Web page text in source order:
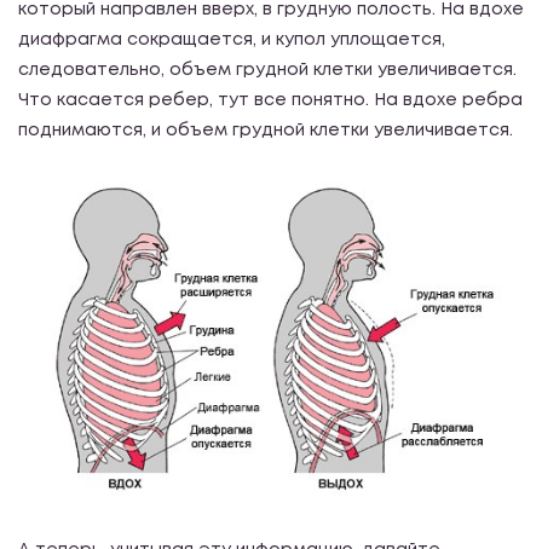
который направлен вверх, в грудную полость. На вдохе
диафрагма сокращается, и купол уплощается,
следовательно, объем грудной клетки увеличивается.
Что касается ребер, тут все понятно. На вдохе ребра
поднимаются, и объем грудной клетки увеличивается.